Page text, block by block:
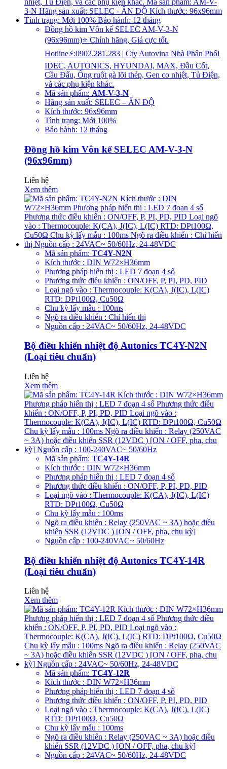
Đồng hồ kim Vôn kế SELEC AM-V-3-N
(96x96mm)⭐ Chính hãng, Giá cực tốt.
Hotline⚡:0902.281.283 | Cty Autovina Nhà Phân Phối
IDEC, AUTONICS, HYUNDAI, MAX, Đầu Cốt,
Cầu Đấu, Ống ruột gà lõi thép, Gen co nhiệt, Tủ Điện,
và các phụ kiện khác.
Mã sản phẩm: AM-V-3-N
Hãng sản xuất: SELEC – ẤN ĐỘ
Kích thước: 96x96mm
Tình trạng: Mới 100%
Bảo hành: 12 tháng
Đồng hồ kim Vôn kế SELEC AM-V-3-N
(96x96mm)
Liên hệ
Xem thêm
Mã sản phẩm: TC4Y-N2N
Kích thước : DIN W72×H36mm
Phương pháp hiển thị : LED 7 đoạn 4 số
Phương thức điều khiển : ON/OFF, P, PI, PD, PID
Loại ngõ vào : Thermocouple: K(CA), J(IC), L(IC)
RTD: DPt100Ω, Cu50Ω
Chu kỳ lấy mẫu : 100ms
Ngõ ra điều khiển : Chỉ hiển thị
Nguồn cấp : 24VAC~ 50/60Hz, 24-48VDC
Bộ điều khiển nhiệt độ Autonics TC4Y-N2N
(Loại tiêu chuẩn)
Liên hệ
Xem thêm
Mã sản phẩm: TC4Y-14R
Kích thước : DIN W72×H36mm
Phương pháp hiển thị : LED 7 đoạn 4 số
Phương thức điều khiển : ON/OFF, P, PI, PD, PID
Loại ngõ vào : Thermocouple: K(CA), J(IC), L(IC)
RTD: DPt100Ω, Cu50Ω
Chu kỳ lấy mẫu : 100ms
Ngõ ra điều khiển : Relay (250VAC ~ 3A) hoặc điều
khiển SSR (12VDC ) [ON / OFF, pha, chu kỳ]
Nguồn cấp : 100-240VAC~ 50/60Hz
Bộ điều khiển nhiệt độ Autonics TC4Y-14R
(Loại tiêu chuẩn)
Liên hệ
Xem thêm
Mã sản phẩm: TC4Y-12R
Kích thước : DIN W72×H36mm
Phương pháp hiển thị : LED 7 đoạn 4 số
Phương thức điều khiển : ON/OFF, P, PI, PD, PID
Loại ngõ vào : Thermocouple: K(CA), J(IC), L(IC)
RTD: DPt100Ω, Cu50Ω
Chu kỳ lấy mẫu : 100ms
Ngõ ra điều khiển : Relay (250VAC ~ 3A) hoặc điều
khiển SSR (12VDC ) [ON / OFF, pha, chu kỳ]
Nguồn cấp : 24VAC~ 50/60Hz, 24-48VDC